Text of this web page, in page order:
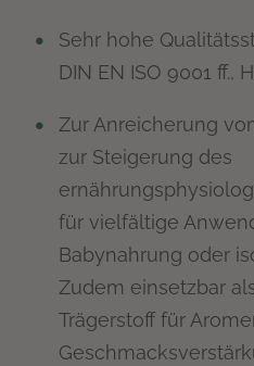
Sehr hohe
DIN EN ISO 9001 ff.,
Zur Anreicherung
zur Steigerung des
für vielfältige
Babynahrung oder
Zudem einsetzbar
Trägerstoff für